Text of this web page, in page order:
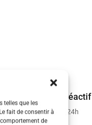
telles que les
fait de consentir à
de
Service client réactif
Réponse sous 24h